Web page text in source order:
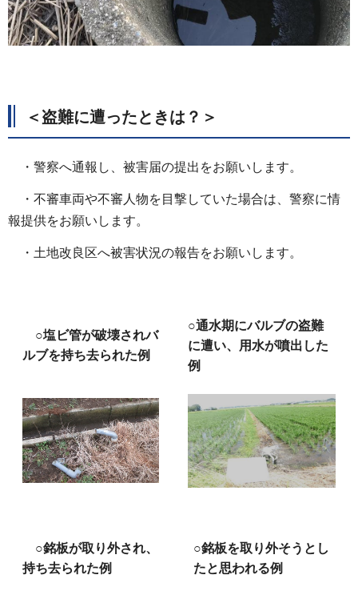
＜盗難に遭ったときは？＞
・警察へ通報し、被害届の提出をお願いします。
・不審⾞両や不審⼈物を⽬撃していた場合は、警察に情
報提供をお願いします。
・⼟地改良区へ被害状況の報告をお願いします。
○塩ビ管が破壊されバ
ルブを持ち去られた例
○通水期にバルブの盗難
に遭い、用水が噴出した
例
○銘板が取り外され、
持ち去られた例
○銘板を取り外そうとし
たと思われる例